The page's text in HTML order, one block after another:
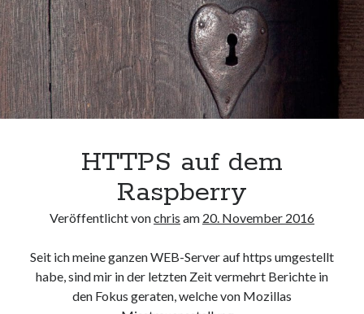
HTTPS auf dem
Raspberry
Veröffentlicht vonchris am 20. November 2016
Seit ich meine ganzen WEB-Server auf https umgestellt
habe, sind mir in der letzten Zeit vermehrt Berichte in
den Fokus geraten, welche von Mozillas